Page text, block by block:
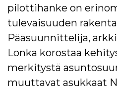
pilottihanke on
tulevaisuuden
Pääsuunnittelija,
Lonka korostaa
merkitystä
muuttavat asukkaat